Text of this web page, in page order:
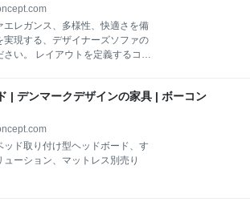
産性を保ちつつ、スタイルも損
をサポートします。 When
coffee table, consider how it
and reflects your style. Our
エレガンス、多様性、快適さを備
実現する、デザイナーズソファの
さい。 レイアウトを定義するコー
タイルと好みに応えます。 現代的
なデザイナーズソファ、モジュ
家のすべての部屋をグレードア
| デンマークデザインの家具 | ボーコン
ッド取り付け型ヘッドボード、す
ーション、マットレス別売り